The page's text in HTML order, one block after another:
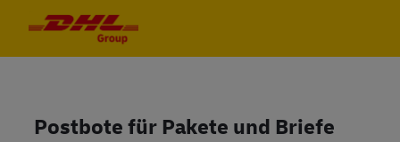
Postbote für Pakete und Briefe